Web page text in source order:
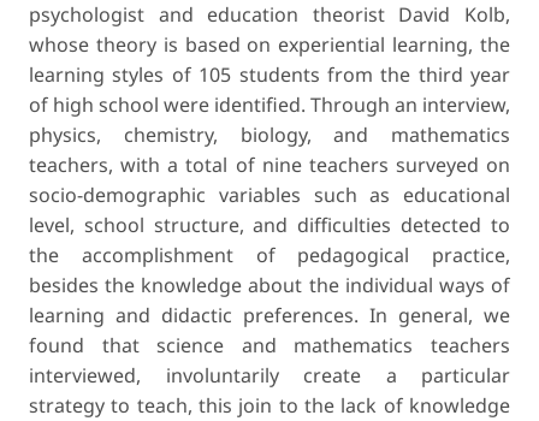
psychologist and education theorist David Kolb,
whose theory is based on experiential learning, the
learning styles of 105 students from the third year
of high school were identified. Through an interview,
physics, chemistry, biology, and mathematics
teachers, with a total of nine teachers surveyed on
socio-demographic variables such as educational
level, school structure, and difficulties detected to
the accomplishment of pedagogical practice,
besides the knowledge about the individual ways of
learning and didactic preferences. In general, we
found that science and mathematics teachers
interviewed, involuntarily create a particular
strategy to teach, this join to the lack of knowledge